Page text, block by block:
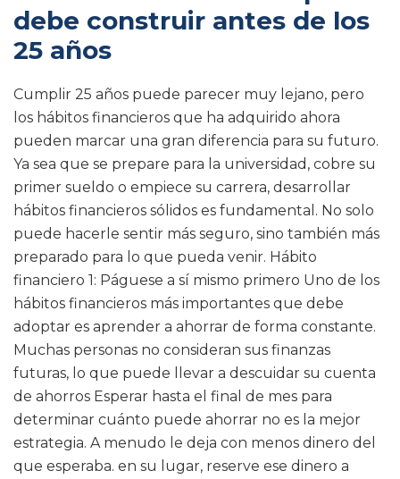
debe construir antes de los
25 años
Cumplir 25 años puede parecer muy lejano, pero
los hábitos financieros que ha adquirido ahora
pueden marcar una gran diferencia para su futuro.
Ya sea que se prepare para la universidad, cobre su
primer sueldo o empiece su carrera, desarrollar
hábitos financieros sólidos es fundamental. No solo
puede hacerle sentir más seguro, sino también más
preparado para lo que pueda venir. Hábito
financiero 1: Páguese a sí mismo primero Uno de los
hábitos financieros más importantes que debe
adoptar es aprender a ahorrar de forma constante.
Muchas personas no consideran sus finanzas
futuras, lo que puede llevar a descuidar su cuenta
de ahorros Esperar hasta el final de mes para
determinar cuánto puede ahorrar no es la mejor
estrategia. A menudo le deja con menos dinero del
que esperaba. en su lugar, reserve ese dinero a